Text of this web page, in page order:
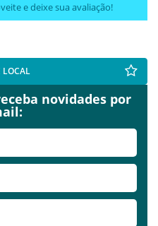
e deixe sua avaliação!
LOCAL
novidades por